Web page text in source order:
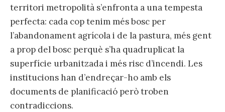
territori metropolità s’enfronta a una tempesta
perfecta: cada cop tenim més bosc per
l’abandonament agrícola i de la pastura, més gent
a prop del bosc perquè s’ha quadruplicat la
superfície urbanitzada i més risc d’incendi. Les
institucions han d’endreçar-ho amb els
documents de planificació però troben
contradiccions.